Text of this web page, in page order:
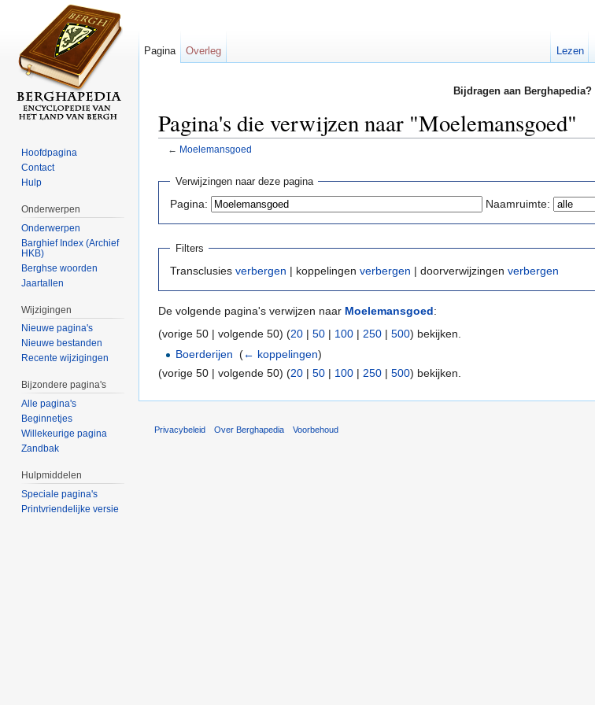
Bijdragen aan Berghapedia?
Pagina's die verwijzen naar "Moelemansgoed"
← Moelemansgoed
Verwijzingen naar deze pagina
Pagina: Naamruimte:
Filters
Transclusies verbergen | koppelingen verbergen | doorverwijzingen verbergen
De volgende pagina's verwijzen naar Moelemansgoed:
(vorige 50 | volgende 50) (20 | 50 | 100 | 250 | 500) bekijken.
Boerderijen ‎(← koppelingen)
(vorige 50 | volgende 50) (20 | 50 | 100 | 250 | 500) bekijken.
Pagina Overleg Lezen
Hoofdpagina
Contact
Hulp
Onderwerpen
Onderwerpen
Barghief Index (Archief
HKB)
Berghse woorden
Jaartallen
Wijzigingen
Nieuwe pagina's
Nieuwe bestanden
Recente wijzigingen
Bijzondere pagina's
Alle pagina's
Beginnetjes
Willekeurige pagina
Zandbak
Hulpmiddelen
Speciale pagina's
Printvriendelijke versie
Privacybeleid Over Berghapedia Voorbehoud